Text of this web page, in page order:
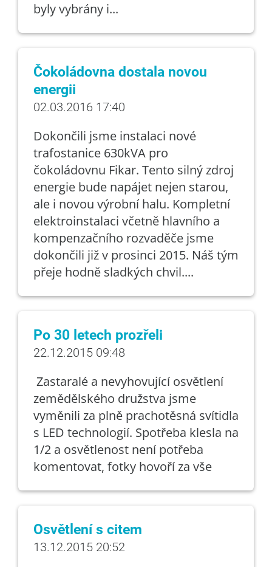
byly vybrány i...
Čokoládovna dostala novou
energii
02.03.2016 17:40
Dokončili jsme instalaci nové
trafostanice 630kVA pro
čokoládovnu Fikar. Tento silný zdroj
energie bude napájet nejen starou,
ale i novou výrobní halu. Kompletní
elektroinstalaci včetně hlavního a
kompenzačního rozvaděče jsme
dokončili již v prosinci 2015. Náš tým
přeje hodně sladkých chvil....
Po 30 letech prozřeli
22.12.2015 09:48
Zastaralé a nevyhovující osvětlení
zemědělského družstva jsme
vyměnili za plně prachotěsná svítidla
s LED technologií. Spotřeba klesla na
1/2 a osvětlenost není potřeba
komentovat, fotky hovoří za vše
Osvětlení s citem
13.12.2015 20:52